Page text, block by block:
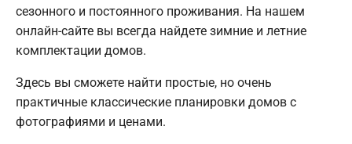
сезонного и постоянного проживания. На нашем
онлайн-сайте вы всегда найдете зимние и летние
комплектации домов.
Здесь вы сможете найти простые, но очень
практичные классические планировки домов с
фотографиями и ценами.